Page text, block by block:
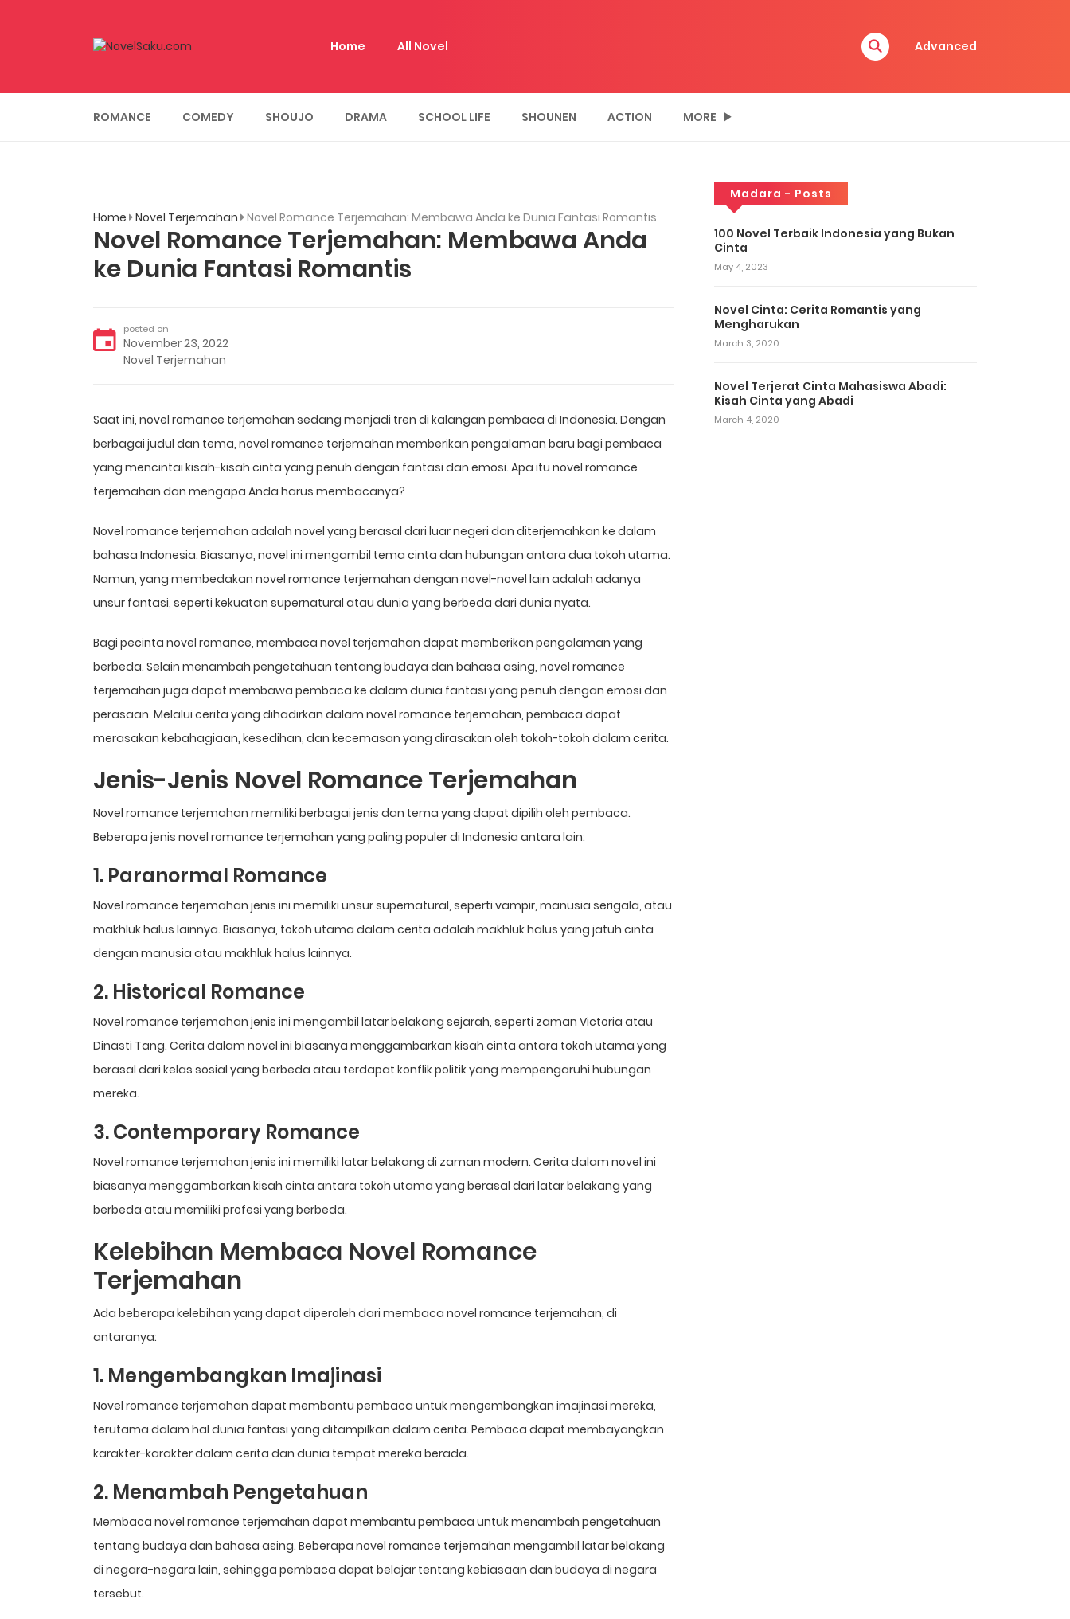
Home All Novel Advanced
ROMANCE COMEDY SHOUJO DRAMA SCHOOL LIFE SHOUNEN ACTION MORE
Home Novel Terjemahan Novel Romance Terjemahan: Membawa Anda ke Dunia Fantasi Romantis
Novel Romance Terjemahan: Membawa Anda
ke Dunia Fantasi Romantis
posted on
November 23, 2022
Novel Terjemahan
Saat ini, novel romance terjemahan sedang menjadi tren di kalangan pembaca di Indonesia. Dengan
berbagai judul dan tema, novel romance terjemahan memberikan pengalaman baru bagi pembaca
yang mencintai kisah-kisah cinta yang penuh dengan fantasi dan emosi. Apa itu novel romance
terjemahan dan mengapa Anda harus membacanya?
Novel romance terjemahan adalah novel yang berasal dari luar negeri dan diterjemahkan ke dalam
bahasa Indonesia. Biasanya, novel ini mengambil tema cinta dan hubungan antara dua tokoh utama.
Namun, yang membedakan novel romance terjemahan dengan novel-novel lain adalah adanya
unsur fantasi, seperti kekuatan supernatural atau dunia yang berbeda dari dunia nyata.
Bagi pecinta novel romance, membaca novel terjemahan dapat memberikan pengalaman yang
berbeda. Selain menambah pengetahuan tentang budaya dan bahasa asing, novel romance
terjemahan juga dapat membawa pembaca ke dalam dunia fantasi yang penuh dengan emosi dan
perasaan. Melalui cerita yang dihadirkan dalam novel romance terjemahan, pembaca dapat
merasakan kebahagiaan, kesedihan, dan kecemasan yang dirasakan oleh tokoh-tokoh dalam cerita.
Jenis-Jenis Novel Romance Terjemahan
Novel romance terjemahan memiliki berbagai jenis dan tema yang dapat dipilih oleh pembaca.
Beberapa jenis novel romance terjemahan yang paling populer di Indonesia antara lain:
1. Paranormal Romance
Novel romance terjemahan jenis ini memiliki unsur supernatural, seperti vampir, manusia serigala, atau
makhluk halus lainnya. Biasanya, tokoh utama dalam cerita adalah makhluk halus yang jatuh cinta
dengan manusia atau makhluk halus lainnya.
2. Historical Romance
Novel romance terjemahan jenis ini mengambil latar belakang sejarah, seperti zaman Victoria atau
Dinasti Tang. Cerita dalam novel ini biasanya menggambarkan kisah cinta antara tokoh utama yang
berasal dari kelas sosial yang berbeda atau terdapat konflik politik yang mempengaruhi hubungan
mereka.
3. Contemporary Romance
Novel romance terjemahan jenis ini memiliki latar belakang di zaman modern. Cerita dalam novel ini
biasanya menggambarkan kisah cinta antara tokoh utama yang berasal dari latar belakang yang
berbeda atau memiliki profesi yang berbeda.
Kelebihan Membaca Novel Romance
Terjemahan
Ada beberapa kelebihan yang dapat diperoleh dari membaca novel romance terjemahan, di
antaranya:
1. Mengembangkan Imajinasi
Novel romance terjemahan dapat membantu pembaca untuk mengembangkan imajinasi mereka,
terutama dalam hal dunia fantasi yang ditampilkan dalam cerita. Pembaca dapat membayangkan
karakter-karakter dalam cerita dan dunia tempat mereka berada.
2. Menambah Pengetahuan
Membaca novel romance terjemahan dapat membantu pembaca untuk menambah pengetahuan
tentang budaya dan bahasa asing. Beberapa novel romance terjemahan mengambil latar belakang
di negara-negara lain, sehingga pembaca dapat belajar tentang kebiasaan dan budaya di negara
tersebut.
Madara - Posts
100 Novel Terbaik Indonesia yang Bukan
Cinta
May 4, 2023
Novel Cinta: Cerita Romantis yang
Mengharukan
March 3, 2020
Novel Terjerat Cinta Mahasiswa Abadi:
Kisah Cinta yang Abadi
March 4, 2020